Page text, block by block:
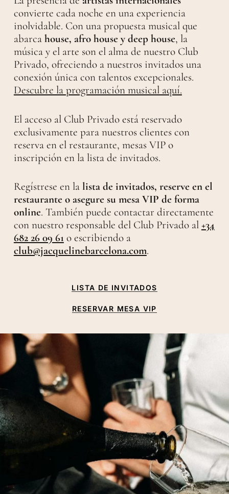
convierte cada noche en una experiencia
inolvidable. Con una propuesta musical que
abarca house, afro house y deep house, la
música y el arte son el alma de nuestro Club
Privado, ofreciendo a nuestros invitados una
conexión única con talentos excepcionales.
Descubre la programación musical aquí.
El acceso al Club Privado está reservado
exclusivamente para nuestros clientes con
reserva en el restaurante, mesas VIP o
inscripción en la lista de invitados.
Regístrese en la lista de invitados, reserve en el
restaurante o asegure su mesa VIP de forma
online. También puede contactar directamente
con nuestro responsable del Club Privado al +34
682 26 09 61o escribiendo a
club@jacquelinebarcelona.com.
LISTA DE INVITADOS
RESERVAR MESA VIP